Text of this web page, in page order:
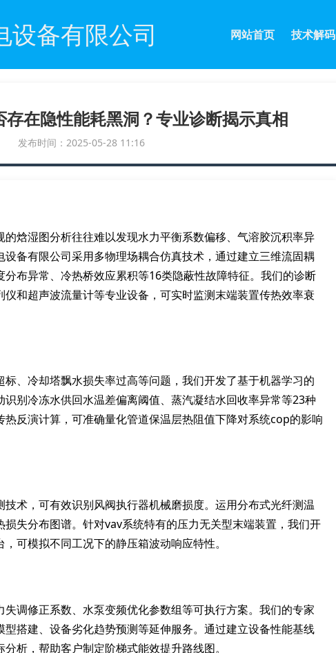
设备有限公司 网站首页 技术解码
在隐性能耗黑洞？专业诊断揭示真相
发布时间：2025-05-28 11:16
焓湿图分析往往难以发现水力平衡系数偏移、气溶胶沉积率异
备有限公司采用多物理场耦合仿真技术，通过建立三维流固耦
布异常、冷热桥效应累积等16类隐蔽性故障特征。我们的诊断
和超声波流量计等专业设备，可实时监测末端装置传热效率衰
、冷却塔飘水损失率过高等问题，我们开发了基于机器学习的
别冷冻水供回水温差偏离阈值、蒸汽凝结水回收率异常等23种
反演计算，可准确量化管道保温层热阻值下降对系统cop的影响
术，可有效识别风阀执行器机械磨损度。运用分布式光纤测温
失分布图谱。针对vav系统特有的压力无关型末端装置，我们开
可模拟不同工况下的静压箱波动响应特性。
调修正系数、水泵变频优化参数组等可执行方案。我们的专家
搭建、设备劣化趋势预测等延伸服务。通过建立设备性能基线
析，帮助客户制定阶梯式能效提升路线图。